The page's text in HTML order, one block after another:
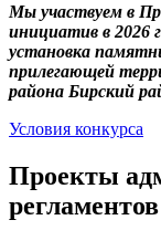
Мы участвуем в
инициатив в 2026
установка
прилегающей
района Бирский
Условия конкурса
Проекты
регламентов